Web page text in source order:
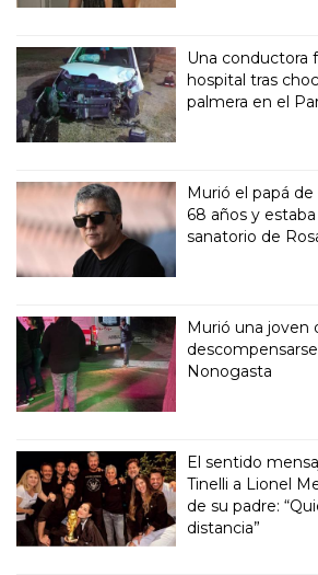
Una conductora
hospital tras
palmera en el
Murió el papá
68 años y
sanatorio de
Murió una joven
Nonogasta
El sentido
Tinelli a Lionel
de su padre:
distancia”